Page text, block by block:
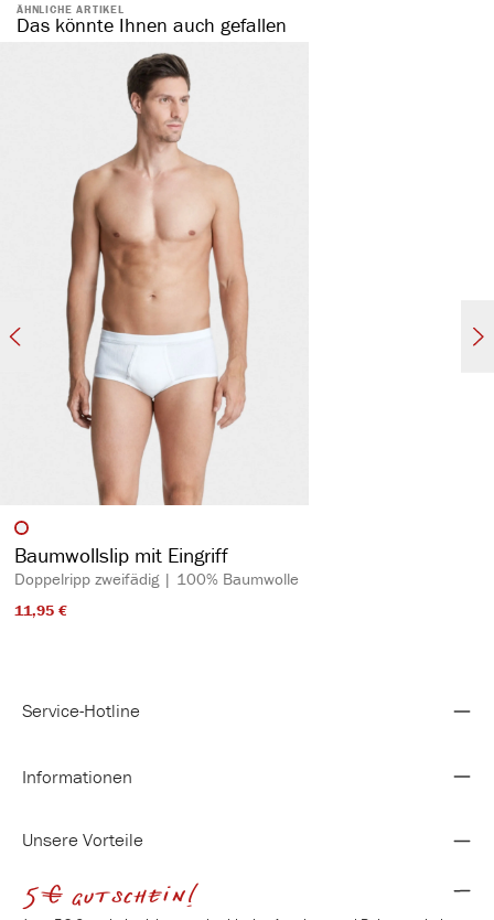
ÄHNLICHE ARTIKEL
Das könnte Ihnen auch gefallen
Artikelfarbe
Baumwollslip mit Eingriff
Doppelripp zweifädig | 100% Baumwolle
11,95 €​
Service-Hotline
Informationen
Unsere Vorteile
5€ gutschein!